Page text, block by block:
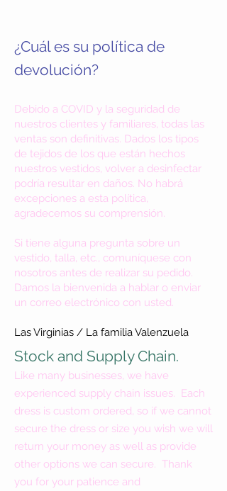
¿Cuál es su política de
devolución?
Debido a COVID y la seguridad de
nuestros clientes y familiares, todas las
ventas son definitivas. Dados los tipos
de tejidos de los que están hechos
nuestros vestidos, volver a desinfectar
podría resultar en daños. No habrá
excepciones a esta política,
agradecemos su comprensión.
Si tiene alguna pregunta sobre un
vestido, talla, etc., comuníquese con
nosotros antes de realizar su pedido.
Damos la bienvenida a hablar o enviar
un correo electrónico con usted.
Las Virginias / La familia Valenzuela
Stock and Supply Chain.
Like many businesses, we have
experienced supply chain issues. Each
dress is custom ordered, so if we cannot
secure the dress or size you wish we will
return your money as well as provide
other options we can secure. Thank
you for your patience and